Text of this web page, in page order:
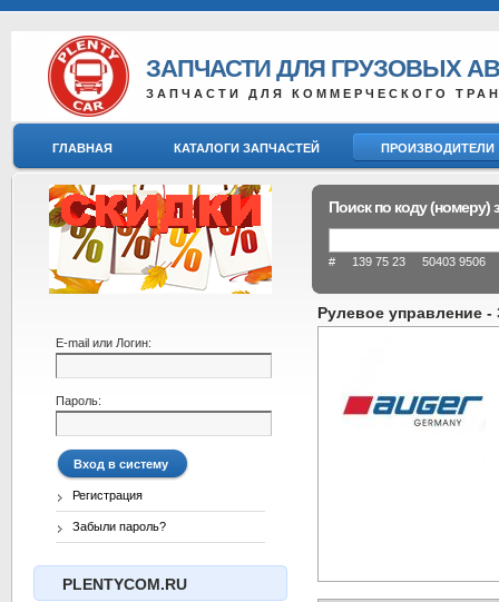
ЗАПЧАСТИ ДЛЯ ГРУЗОВЫХ
ЗАПЧАСТИ ДЛЯ КОММЕРЧЕСКОГО
ГЛАВНАЯ КАТАЛОГИ ЗАПЧАСТЕЙ ПРОИЗВОДИТЕЛИ
Поиск по коду (номеру)
# 139 75 23 50403 9506
Рулевое управление -
E-mail или Логин:
Пароль:
Регистрация
Забыли пароль?
PLENTYCOM.RU